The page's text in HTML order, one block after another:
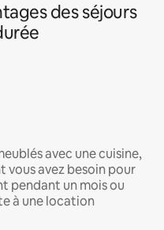
des séjours
avec une cuisine,
vous avez besoin pour
pendant un mois ou
à une location